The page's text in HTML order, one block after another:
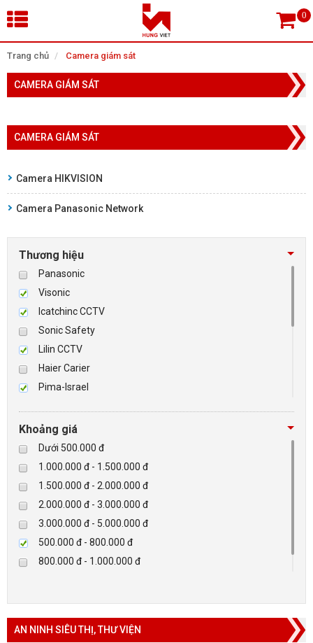
Trang chủ Camera giám sát
CAMERA GIÁM SÁT
CAMERA GIÁM SÁT
Camera HIKVISION
Camera Panasonic Network
Thương hiệu
Panasonic
Visonic
Icatchinc CCTV
Sonic Safety
Lilin CCTV
Haier Carier
Pima-Israel
Checkpoint
Paradox-Canada
D-max
HIKVISON
Eguard
Khác
Rapiscan
Khoảng giá
Dưới 500.000 đ
1.000.000 đ - 1.500.000 đ
1.500.000 đ - 2.000.000 đ
2.000.000 đ - 3.000.000 đ
3.000.000 đ - 5.000.000 đ
500.000 đ - 800.000 đ
800.000 đ - 1.000.000 đ
AN NINH SIÊU THỊ, THƯ VIỆN
×
Tìm theo danh mục
TRANG CHỦ
CAMERA GIÁM SÁT
KIỂM SOÁT VÀO RA
BÁO ĐỘNG, BÁO CHÁY
NHÀ THÔNG MINH
LIÊN HỆ